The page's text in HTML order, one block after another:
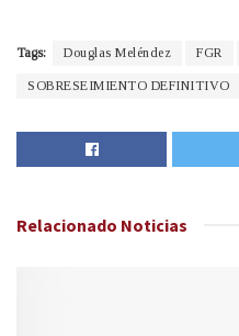
Tags: Douglas Meléndez FGR
SOBRESEIMIENTO DEFINITIVO
Relacionado Noticias